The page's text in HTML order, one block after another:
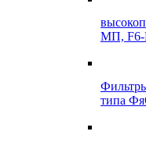
МП, F6-
типа